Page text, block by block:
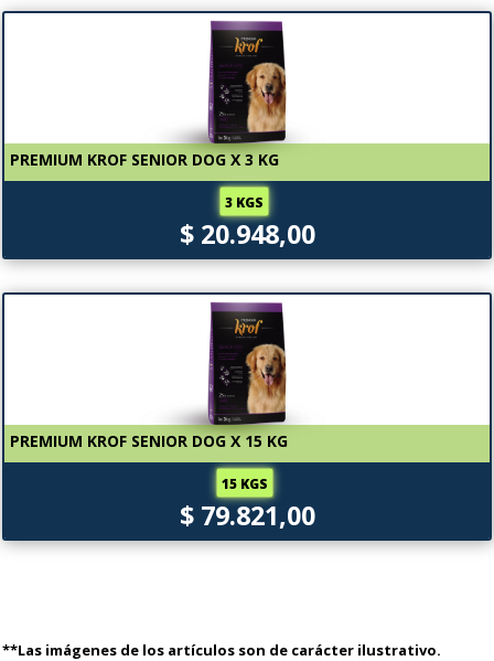
PREMIUM KROF SENIOR DOG X 3 KG
3 KGS
$ 20.948,00
PREMIUM KROF SENIOR DOG X 15 KG
15 KGS
$ 79.821,00
**Las imágenes de los artículos son de carácter ilustrativo.